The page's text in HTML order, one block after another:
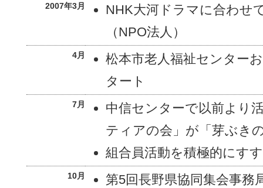
2007年3月
NHK大河ドラマに合わせ
（NPO法人）
4月
松本市老人福祉センター
タート
7月
中信センターで以前より
ティアの会」が「芽ぶき
組合員活動を積極的にす
10月 第5回長野県協同集会事務